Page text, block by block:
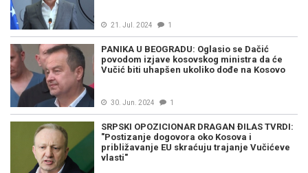
21. Jul. 2024 1
PANIKA U BEOGRADU: Oglasio se Dačić
povodom izjave kosovskog ministra da će
Vučić biti uhapšen ukoliko dođe na Kosovo
30. Jun. 2024 1
SRPSKI OPOZICIONAR DRAGAN ĐILAS TVRDI:
"Postizanje dogovora oko Kosova i
približavanje EU skraćuju trajanje Vučićeve
vlasti"